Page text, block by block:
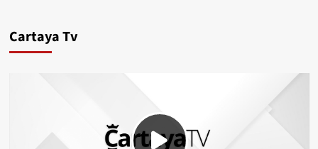
Cartaya Tv